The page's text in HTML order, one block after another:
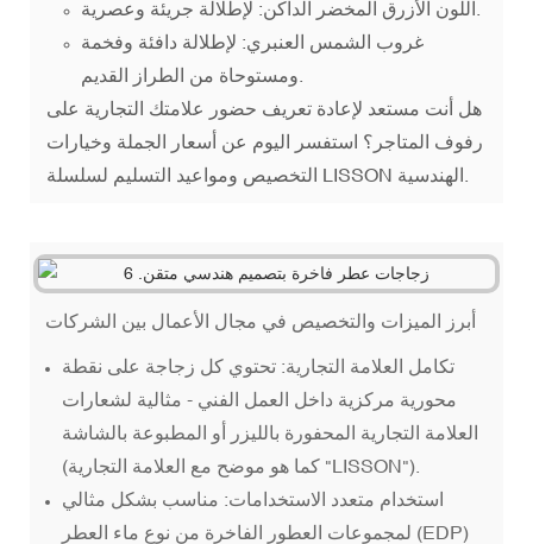
غروب الشمس العنبري: لإطلالة دافئة وفخمة
هل أنت مستعد لإعادة تعريف حضور علامتك التجارية على
رفوف المتاجر؟ استفسر اليوم عن أسعار الجملة وخيارات
أبرز الميزات والتخصيص في مجال الأعمال بين الشركات
تكامل العلامة التجارية: تحتوي كل زجاجة على نقطة
محورية مركزية داخل العمل الفني - مثالية لشعارات
العلامة التجارية المحفورة بالليزر أو المطبوعة بالشاشة
(كما هو موضح مع العلامة التجارية "LISSON").
استخدام متعدد الاستخدامات: مناسب بشكل مثالي
لمجموعات العطور الفاخرة من نوع ماء العطر (EDP)